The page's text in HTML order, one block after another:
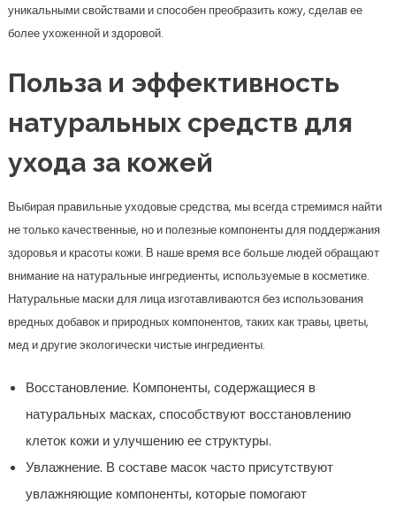
уникальными свойствами и способен преобразить кожу, сделав ее
более ухоженной и здоровой.
Польза и эффективность
натуральных средств для
ухода за кожей
Выбирая правильные уходовые средства, мы всегда стремимся найти
не только качественные, но и полезные компоненты для поддержания
здоровья и красоты кожи. В наше время все больше людей обращают
внимание на натуральные ингредиенты, используемые в косметике.
Натуральные маски для лица изготавливаются без использования
вредных добавок и природных компонентов, таких как травы, цветы,
мед и другие экологически чистые ингредиенты.
Восстановление. Компоненты, содержащиеся в
натуральных масках, способствуют восстановлению
клеток кожи и улучшению ее структуры.
Увлажнение. В составе масок часто присутствуют
увлажняющие компоненты, которые помогают